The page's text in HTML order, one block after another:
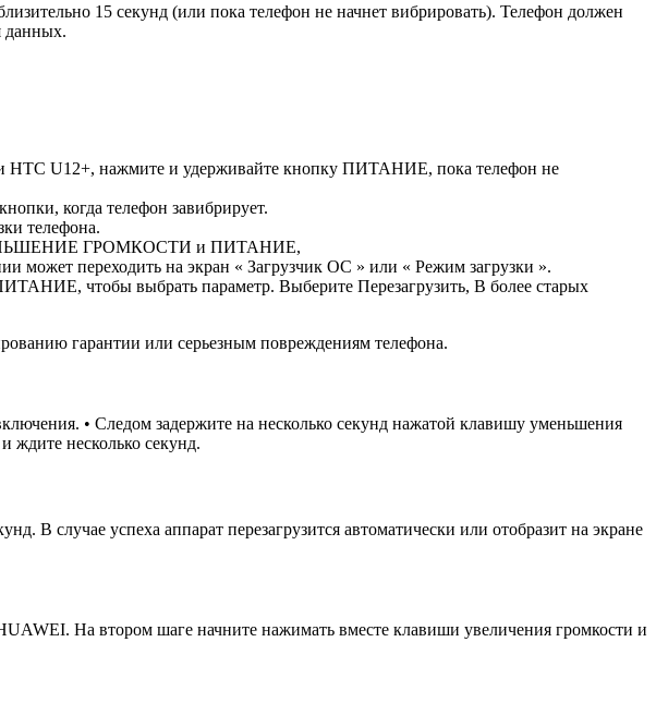
15 секунд (или пока телефон не начнет вибрировать). Телефон должен
данных.
HTC U12‍+, нажмите и удерживайте кнопку ПИТАНИЕ, пока телефон не
когда телефон завибрирует.
телефона.
ГРОМКОСТИ и ПИТАНИЕ,
может переходить на экран « Загрузчик ОС » или « Режим загрузки ».
чтобы выбрать параметр. Выберите Перезагрузить, В более старых
гарантии или серьезным повреждениям телефона.
• Следом задержите на несколько секунд нажатой клавишу уменьшения
ждите несколько секунд.
случае успеха аппарат перезагрузится автоматически или отобразит на экране
На втором шаге начните нажимать вместе клавиши увеличения громкости и